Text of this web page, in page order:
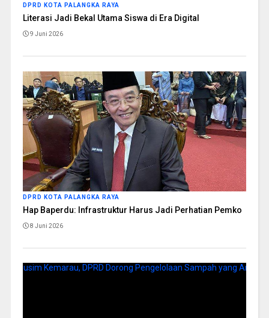
DPRD KOTA PALANGKA RAYA
Literasi Jadi Bekal Utama Siswa di Era Digital
9 Juni 2026
DPRD KOTA PALANGKA RAYA
Hap Baperdu: Infrastruktur Harus Jadi Perhatian Pemko
8 Juni 2026